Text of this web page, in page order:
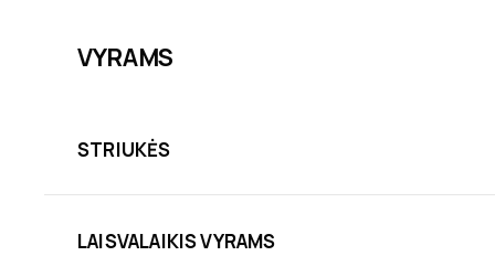
VYRAMS
STRIUKĖS
LAISVALAIKIS VYRAMS